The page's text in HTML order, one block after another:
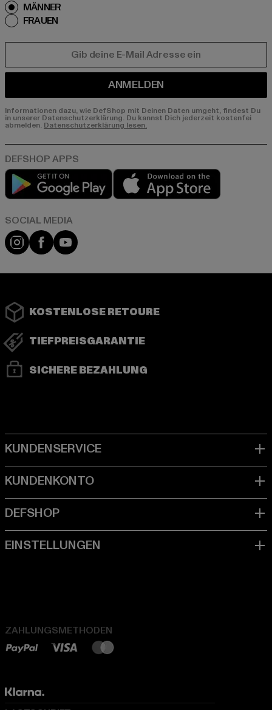
MÄNNER
FRAUEN
ANMELDEN
Informationen dazu, wie DefShop mit Deinen Daten umgeht, findest Du
in unserer Datenschutzerklärung. Du kannst Dich jederzeit kostenfei
abmelden. Datenschutzerklärung lesen.
Play market
Instagram
FacebookYouTube
KOSTENLOSE RETOURE
TIEFPREISGARANTIE
SICHERE BEZAHLUNG
ZAHLUNGSMETHODEN